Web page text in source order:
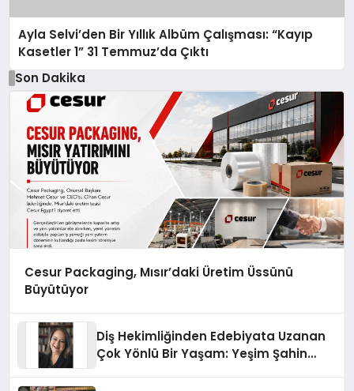
Ayla Selvi’den Bir Yıllık Albüm Çalışması: “Kayıp
Kasetler 1” 31 Temmuz’da Çıktı
Son Dakika
Cesur Packaging, Mısır’daki Üretim Üssünü
Büyütüyor
Diş Hekimliğinden Edebiyata Uzanan
Çok Yönlü Bir Yaşam: Yeşim Şahin